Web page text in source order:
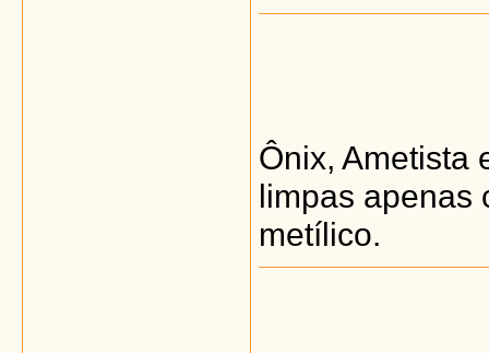
Ônix, Ametista
limpas apenas
metílico.